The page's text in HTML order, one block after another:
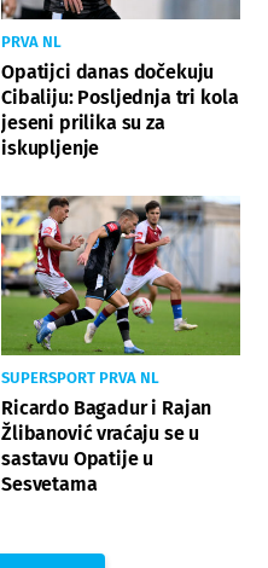
PRVA NL
Opatijci danas dočekuju
Cibaliju: Posljednja tri kola
jeseni prilika su za
iskupljenje
SUPERSPORT PRVA NL
Ricardo Bagadur i Rajan
Žlibanović vraćaju se u
sastavu Opatije u
Sesvetama